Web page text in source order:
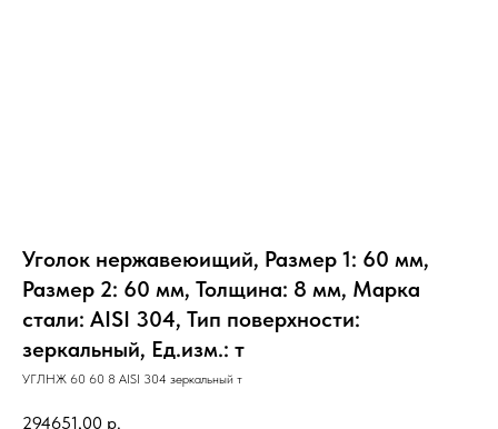
Уголок нержавеюищий, Размер 1: 60 мм,
Размер 2: 60 мм, Толщина: 8 мм, Марка
стали: AISI 304, Тип поверхности:
зеркальный, Ед.изм.: т
УГЛНЖ 60 60 8 AISI 304 зеркальный т
294651,00 р.